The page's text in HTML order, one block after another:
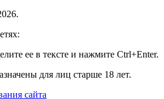
ее в тексте и нажмите Ctrl+Enter.
для лиц старше 18 лет.
сайта